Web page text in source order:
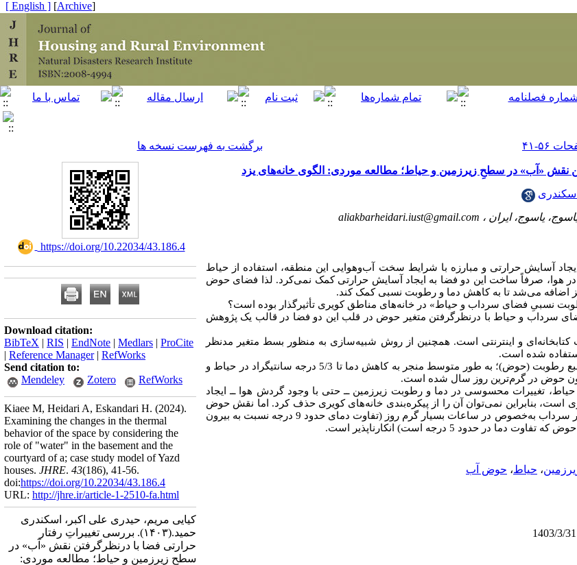
[
Archive
]
[ English ]
برگشت به فهرست نسخه ها
نقش «آب» در سطحِ زیرزمین و حیاط؛ مطالعه موردی: الگوی خانه‌های یزد
یاسوج، ایران ، aliakbarheidari.iust@gmail.com
ایجاد آسایش حرارتی و مبارزه با شرایط سخت آب‌وهوایی این منطقه، استفاده از حیاط
هوا، صرفاً ساخت این دو فضا به ایجاد آسایش حرارتی کمک نمی‌کرد. لذا فضای حوض
اضافه می‌شد تا به کاهش دما و رطوبت نسبی کمک کند.
نسبیِ فضای سرداب و حیاط» در خانه‌های مناطق کویری تأثیرگذار بوده است؟
سرداب و حیاط با درنظرگرفتن متغیر حوض در قلب این دو فضا در قالب یک پژوهش
کتابخانه‌ای و اینترنتی است. همچنین از روش شبیه‌سازی به منظور بسط متغیر مد‌نظر
شده است.
یافته­‌های تحقیق نشان داد که استفاده از منبع رطوبت (حوض)؛ به طور متوسط منجر به کاهش دما تا 5/3 درجه سانتیگراد در حیاط و
.
تغییرات محسوسی در دما و رطوبت زیرزمین ــ حتی با وجود گردش هوا ــ ایجاد
بنابراین نمی‌توان آن را از پیکره‌بندی خانه‌های کویری حذف کرد. اما نقش حوض
آب و رطوبت ناشی از آن در ایجاد آسایش حرارتی در سرداب به‌خصوص در ساعات بسیار گرم روز (تفاوت دمای حدود 9 درجه نسبت به بیرون
حدود 5 درجه است) انکارناپذیر است.
، حیاط، حوض آب
‎ https://doi.org/10.22034/43.186.4
Download citation:
BibTeX | RIS | EndNote | Medlars | ProCite
| Reference Manager| RefWorks
Send citation to:
Mendeley
Zotero RefWorks
Kiaee M, Heidari A, Eskandari H. (2024).
Examining the changes in the thermal
behavior of the space by considering the
role of "water" in the basement and the
courtyard of a; case study model of Yazd
houses. JHRE. 43(186), 41-56.
doi:https://doi.org/10.22034/43.186.4
URL: http://jhre.ir/article-1-2510-fa.html
کیایی مریم، حیدری علی اکبر، اسکندری
حمید.(۱۴۰۳).
بررسی تغییراتِ رفتار
حرارتی فضا با درنظرگرفتن نقش «آب» در
سطحِ زیرزمین و حیاط؛ مطالعه موردی: